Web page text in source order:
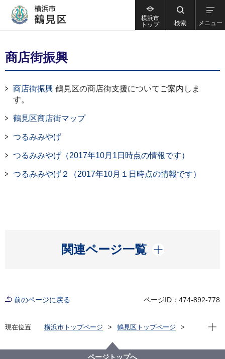
横浜市
トップ
検索 メニュー
商店街振興
商店街振興 鶴見区の商店街支援についてご案内しま
す。
鶴見区商店街マップ
つるみみやげ
つるみみやげ（2017年10月1日時点の情報です）
つるみみやげ２（2017年10月１日時点の情報です）
関連ページ一覧
開く
前のページに戻る ページID：474-892-778
現在位置 横浜市トップページ
鶴見区トップページ
商店街振興
現在
ページトップへ